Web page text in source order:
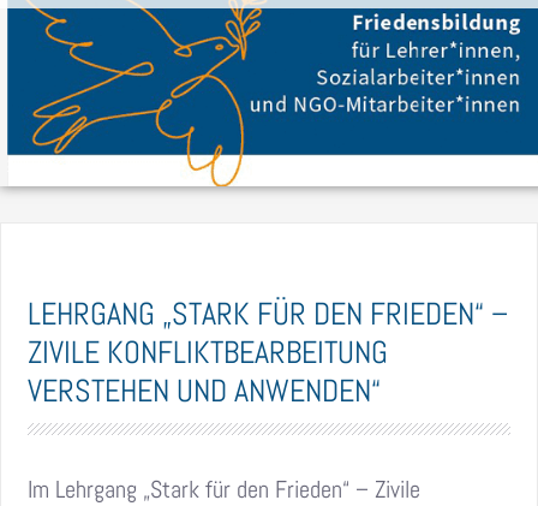
LEHRGANG „STARK FÜR DEN FRIEDEN“ –
ZIVILE KONFLIKTBEARBEITUNG
VERSTEHEN UND ANWENDEN“
Im Lehrgang „Stark für den Frieden“ – Zivile